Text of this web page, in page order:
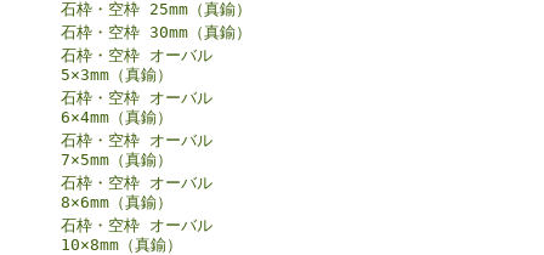
石枠・空枠 25mm（真鍮）
石枠・空枠 30mm（真鍮）
石枠・空枠 オーバル
5×3mm（真鍮）
石枠・空枠 オーバル
6×4mm（真鍮）
石枠・空枠 オーバル
7×5mm（真鍮）
石枠・空枠 オーバル
8×6mm（真鍮）
石枠・空枠 オーバル
10×8mm（真鍮）